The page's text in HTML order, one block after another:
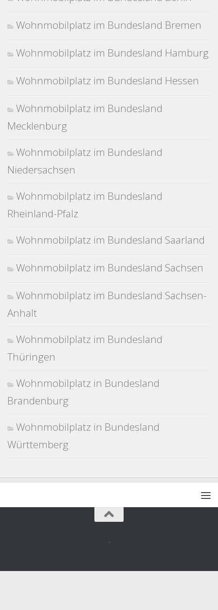
Wohnmobilplatz im Bundesland Bremen
Wohnmobilplatz im Bundesland Hamburg
Wohnmobilplatz im Bundesland Hessen
Wohnmobilplatz im Bundesland
Mecklenburg
Wohnmobilplatz im Bundesland
Niedersachsen
Wohnmobilplatz im Bundesland
Rheinland-Pfalz
Wohnmobilplatz im Bundesland Saarland
Wohnmobilplatz im Bundesland Sachsen
Wohnmobilplatz im Bundesland Sachsen-
Anhalt
Wohnmobilplatz im Bundesland
Thüringen
Wohnmobilplatz in Bundesland
Brandenburg
Wohnmobilplatz in Bundesland
Württemberg
.